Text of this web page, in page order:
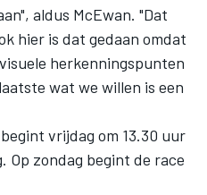
aldus McEwan. "Dat
hier is dat gedaan omdat
herkenningspunten
wat we willen is een
vrijdag om 13.30 uur
Op zondag begint de race